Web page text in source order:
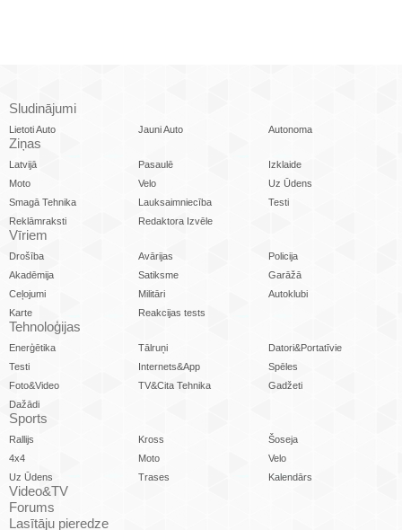
Sludinājumi
Lietoti Auto Jauni Auto Autonoma
Ziņas
Latvijā Pasaulē
Izklaide
Moto
Velo
Uz Ūdens
Smagā Tehnika
Lauksaimniecība
Testi
Reklāmraksti
Redaktora Izvēle
Vīriem
Drošība Avārijas
Policija
Akadēmija
Satiksme
Garāžā
Ceļojumi
Militāri
Autoklubi
Karte
Reakcijas tests
Tehnoloģijas
Enerģētika Tālruņi
Datori&Portatīvie
Testi
Internets&App
Spēles
Foto&Video
TV&Cita Tehnika
Gadžeti
Dažādi
Sports
Rallijs Kross
Šoseja
4x4
Moto
Velo
Uz Ūdens
Trases Kalendārs
Video&TV
Forums
Lasītāju pieredze